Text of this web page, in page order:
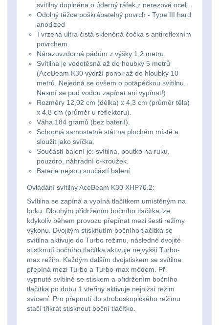
čelovky
Taktické
svietidlá
Lucerny
kempingové
lampy
Potápačské
svetlá
Kapesní
svítilny
Policejní
svítilny
Vyhledávací
svítilny
Městské batohy 41
Batohy216
Méně než 10 L13
10 - 20 L26
20 - 30 L103
Nad 30 L74
Batohy přes rameno
Cestovní batohy a
tašky6
Dětské batohy3
Brašne a tašky45
Ledvinky60
Duffle bagy25
svítilny doplněna o úderný ráfek z nerezové oceli.
Odolný těžce poškrábatelný povrch - Type III hard
anodized
Tvrzená ultra čistá skleněná čočka s antireflexním
povrchem.
Nárazuvzdorná pádům z výšky 1,2 metru.
Svítilna je vodotěsná až do houbky 5 metrů
(AceBeam K30 výdrží ponor až do hloubky 10
metrů. Nejedná se ovšem o potápěčkou svítilnu.
Nesmí se pod vodou zapínat ani vypínat!)
Rozměry 12,02 cm (délka) x 4,3 cm (průměr těla)
x 4,8 cm (průměr u reflektoru).
Váha 184 gramů (bez baterií).
Schopná samostatně stát na plochém místě a
sloužit jako svíčka.
Součástí balení je: svítilna, poutko na ruku,
pouzdro, náhradní o-kroužek.
Baterie nejsou součástí balení.
Ovládání svítilny AceBeam K30 XHP70.2:
Svítilna se zapíná a vypíná tlačítkem umístěným na
boku. Dlouhým přidržením bočního tlačítka lze
kdykoliv během provozu přepínat mezi šesti režimy
výkonu. Dvojitým stisknutím bočního tlačítka se
svítilna aktivuje do Turbo režimu, následné dvojité
stistknutí bočního tlačítka aktivuje nejvyšší Turbo-
max režim. Každým dalším dvojstiskem se svítilna
přepíná mezi Turbo a Turbo-max módem. Při
vypnuté svítilně se stiskem a přidržením bočního
tlačítka po dobu 1 vteřiny aktivuje nejnižsí režim
svícení. Pro přepnutí do stroboskopického režimu
stačí třikrát stisknout boční tlačítko.